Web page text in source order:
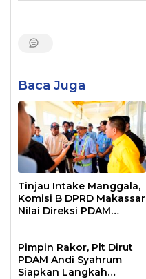
Baca Juga
Tinjau Intake Manggala,
Komisi B DPRD Makassar
Nilai Direksi PDAM
Pimpin Rakor, Plt Dirut
PDAM Andi Syahrum
Siapkan Langkah